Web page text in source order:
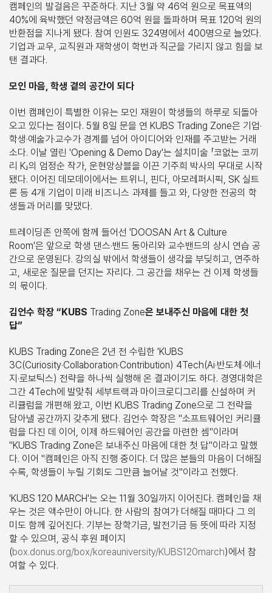
캠페인의 발걸음은 꾸준하다. 지난 3월 약 46억 원으로 목표액의
40%에 육박했던 약정금액은 60억 원을 돌파하며 목표 120억 원의
반환점을 지나게 됐다. 참여 인원도 324명에서 400명으로 늘었다.
기업과 교우, 교직원과 재학생이 학번과 직군을 가리지 않고 힘을 보
탠 결과다.
모인 마음, 학생 곁의 공간이 되다
이번 캠페인이 특별한 이유는 모인 재원이 학생들의 하루로 되돌아
오고 있다는 점이다. 5월 8일 문을 연 KUBS Trading Zone은 기업·
학생·예술가·교수가 경계를 넘어 아이디어와 인재를 주고받는 거래
소다. 이날 열린 'Opening & Demo Day'는 설치미술 「코없는 코끼
리 K」의 엄정순 작가, 운현앙상블을 이끈 기주희 박사의 무대로 시작
됐다. 이어진 데모데이에서는 트위니, 핀다, 아모레퍼시픽, SK 실트
론 등 4개 기업이 미래 비즈니스 과제를 들고 와, 다양한 전공의 학
생들과 머리를 맞댔다.
트레이딩존 안쪽에 함께 들어선 'DOOSAN Art & Culture
Room'은 앞으로 학생 댄스·밴드 동아리와 교수밴드의 상시 연습 공
간으로 운영된다. 강의실 밖에서 학생들이 생각을 부딪히고, 연주하
고, 새로운 질문을 던지는 자리다. 그 공간을 채우는 건 이제 학생들
의 몫이다.
김언수 학장 “KUBS Trading Zone은 보내주신 마음에 대한 첫
답”
KUBS Trading Zone은 2년 전 수립한 'KUBS
3C(Curiosity·Collaboration·Contribution) 4Tech(Ai·반도체·에너
지·로보틱스) 전략을 하나씩 실행해 온 결과이기도 하다. 경영대학은
그간 4Tech에 발맞춰 세부트랙과 마이크로디그리를 신설하며 커
리큘럼을 개편해 왔고, 이번 KUBS Trading Zone으로 그 전략을
담아낼 공간까지 갖추게 됐다. 김언수 학장은 "소프트웨어인 커리큘
럼을 다진 데 이어, 이제 하드웨어인 공간을 마련한 셈"이라며
"KUBS Trading Zone은 보내주신 마음에 대한 첫 답"이라고 말했
다. 이어 "캠페인은 아직 진행 중이다. 더 많은 분들의 마음이 더해질
수록, 학생들이 누릴 기회도 그만큼 늘어날 것"이라고 전했다.
'KUBS 120 MARCH'는 오는 11월 30일까지 이어진다. 캠페인을 채
우는 것은 액수만이 아니다. 한 사람의 참여가 더해질 때마다 그 의
미도 함께 깊어진다. 기부는 장학기금, 발전기금 등 뜻에 따라 지정
할 수 있으며, 공식 후원 페이지
(box.donus.org/box/koreauniversity/KUBS120march)에서 참
여할 수 있다.